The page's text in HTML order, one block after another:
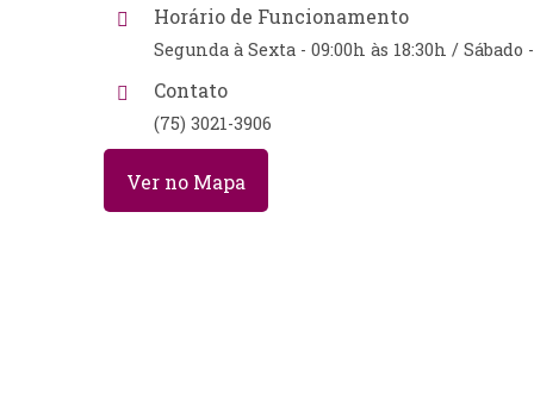
Horário de Funcionamento
Segunda à Sexta - 09:00h às 18:30h /
Contato
(75) 3021-3906
Ver no Mapa